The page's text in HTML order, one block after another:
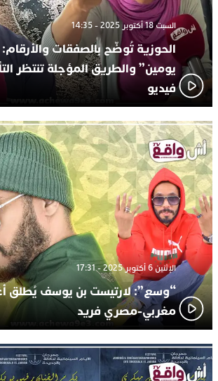
السبت 18 أكتوبر 2025 - 14:35
الحوزية تُوضّح بالصفقات والأرقام:
يومين” والطريق المؤجلة تنتظر
فيديو
الإثنين 6 أكتوبر 2025 - 17:31
“وسع”: لارتيست بن يوسف يُطلق
مغربي-مصري فريد